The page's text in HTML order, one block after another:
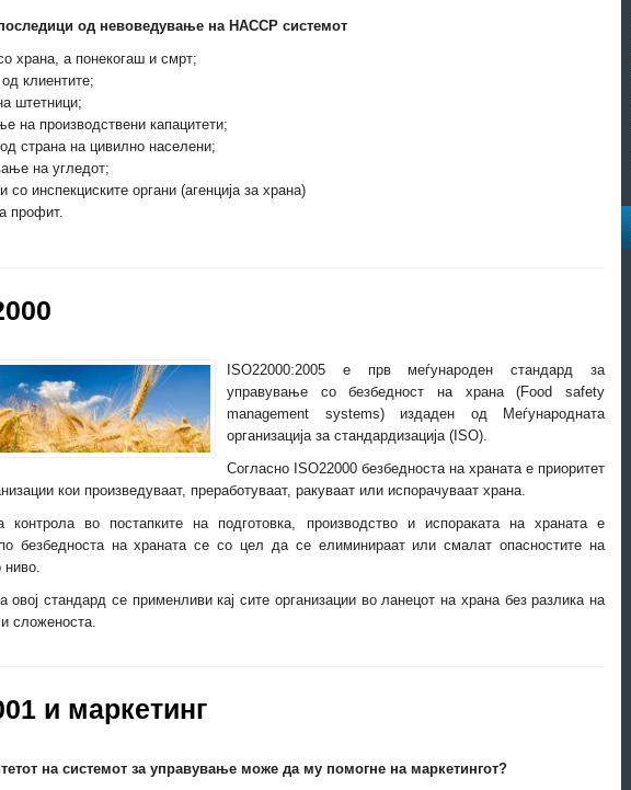
од невоведување на НАССР системот
храна, а понекогаш и смрт;
клиентите;
штетници;
на производствени капацитети;
страна на цивилно населени;
на угледот;
со инспекциските органи (агенција за храна)
профит.
ISO22000:2005 е прв меѓународен стандард за
управување со безбедност на храна (Food safety
management systems) издаден од Меѓународната
организација за стандардизација (ISO).
Согласно ISO22000 безбедноста на храната е приоритет
кои произведуваат, преработуваат, ракуваат или испорачуваат храна.
контрола во постапките на подготовка, производство и испораката на храната е
безбедноста на храната се со цел да се елиминираат или смалат опасностите на
овој стандард се применливи кај сите организации во ланецот на храна без разлика на
сложеноста.
и маркетинг
на системот за управување може да му помогне на маркетингот?